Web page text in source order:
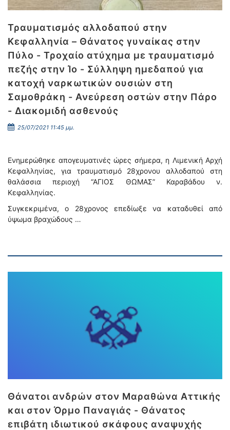
Τραυματισμός αλλοδαπού στην
Κεφαλληνία – Θάνατος γυναίκας στην
Πύλο - Τροχαίο ατύχημα με τραυματισμό
πεζής στην Ίο - Σύλληψη ημεδαπού για
κατοχή ναρκωτικών ουσιών στη
Σαμοθράκη - Ανεύρεση οστών στην Πάρο
- Διακομιδή ασθενούς
25/07/2021 11:45 μμ.
Ενημερώθηκε απογευματινές ώρες σήμερα, η Λιμενική Αρχή
Κεφαλληνίας, για τραυματισμό 28χρονου αλλοδαπού στη
θαλάσσια περιοχή “ΑΓΙΟΣ ΘΩΜΑΣ” Καραβάδου ν.
Κεφαλληνίας.
Συγκεκριμένα, ο 28χρονος επεδίωξε να καταδυθεί από
ύψωμα βραχώδους …
Θάνατοι ανδρών στον Μαραθώνα Αττικής
και στον Όρμο Παναγιάς - Θάνατος
επιβάτη ιδιωτικού σκάφους αναψυχής